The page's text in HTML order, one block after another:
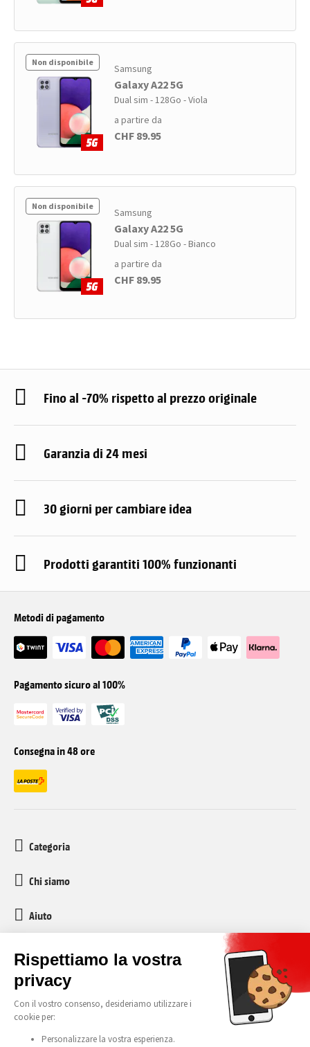
Non disponibile Samsung
Galaxy A22 5G
Dual sim - 128Go - Viola
a partire da
CHF 89.95
Non disponibile Samsung
Galaxy A22 5G
Dual sim - 128Go - Bianco
a partire da
CHF 89.95
Fino al -70% rispetto al prezzo originale
Garanzia di 24 mesi
30 giorni per cambiare idea
Prodotti garantiti 100% funzionanti
Metodi di pagamento
Pagamento sicuro al 100%
Consegna in 48 ore
Categoria
Chi siamo
Aiuto
media-markt-refurbished@recommerce.com
Lunedì-Venerdì 08:00-17:00